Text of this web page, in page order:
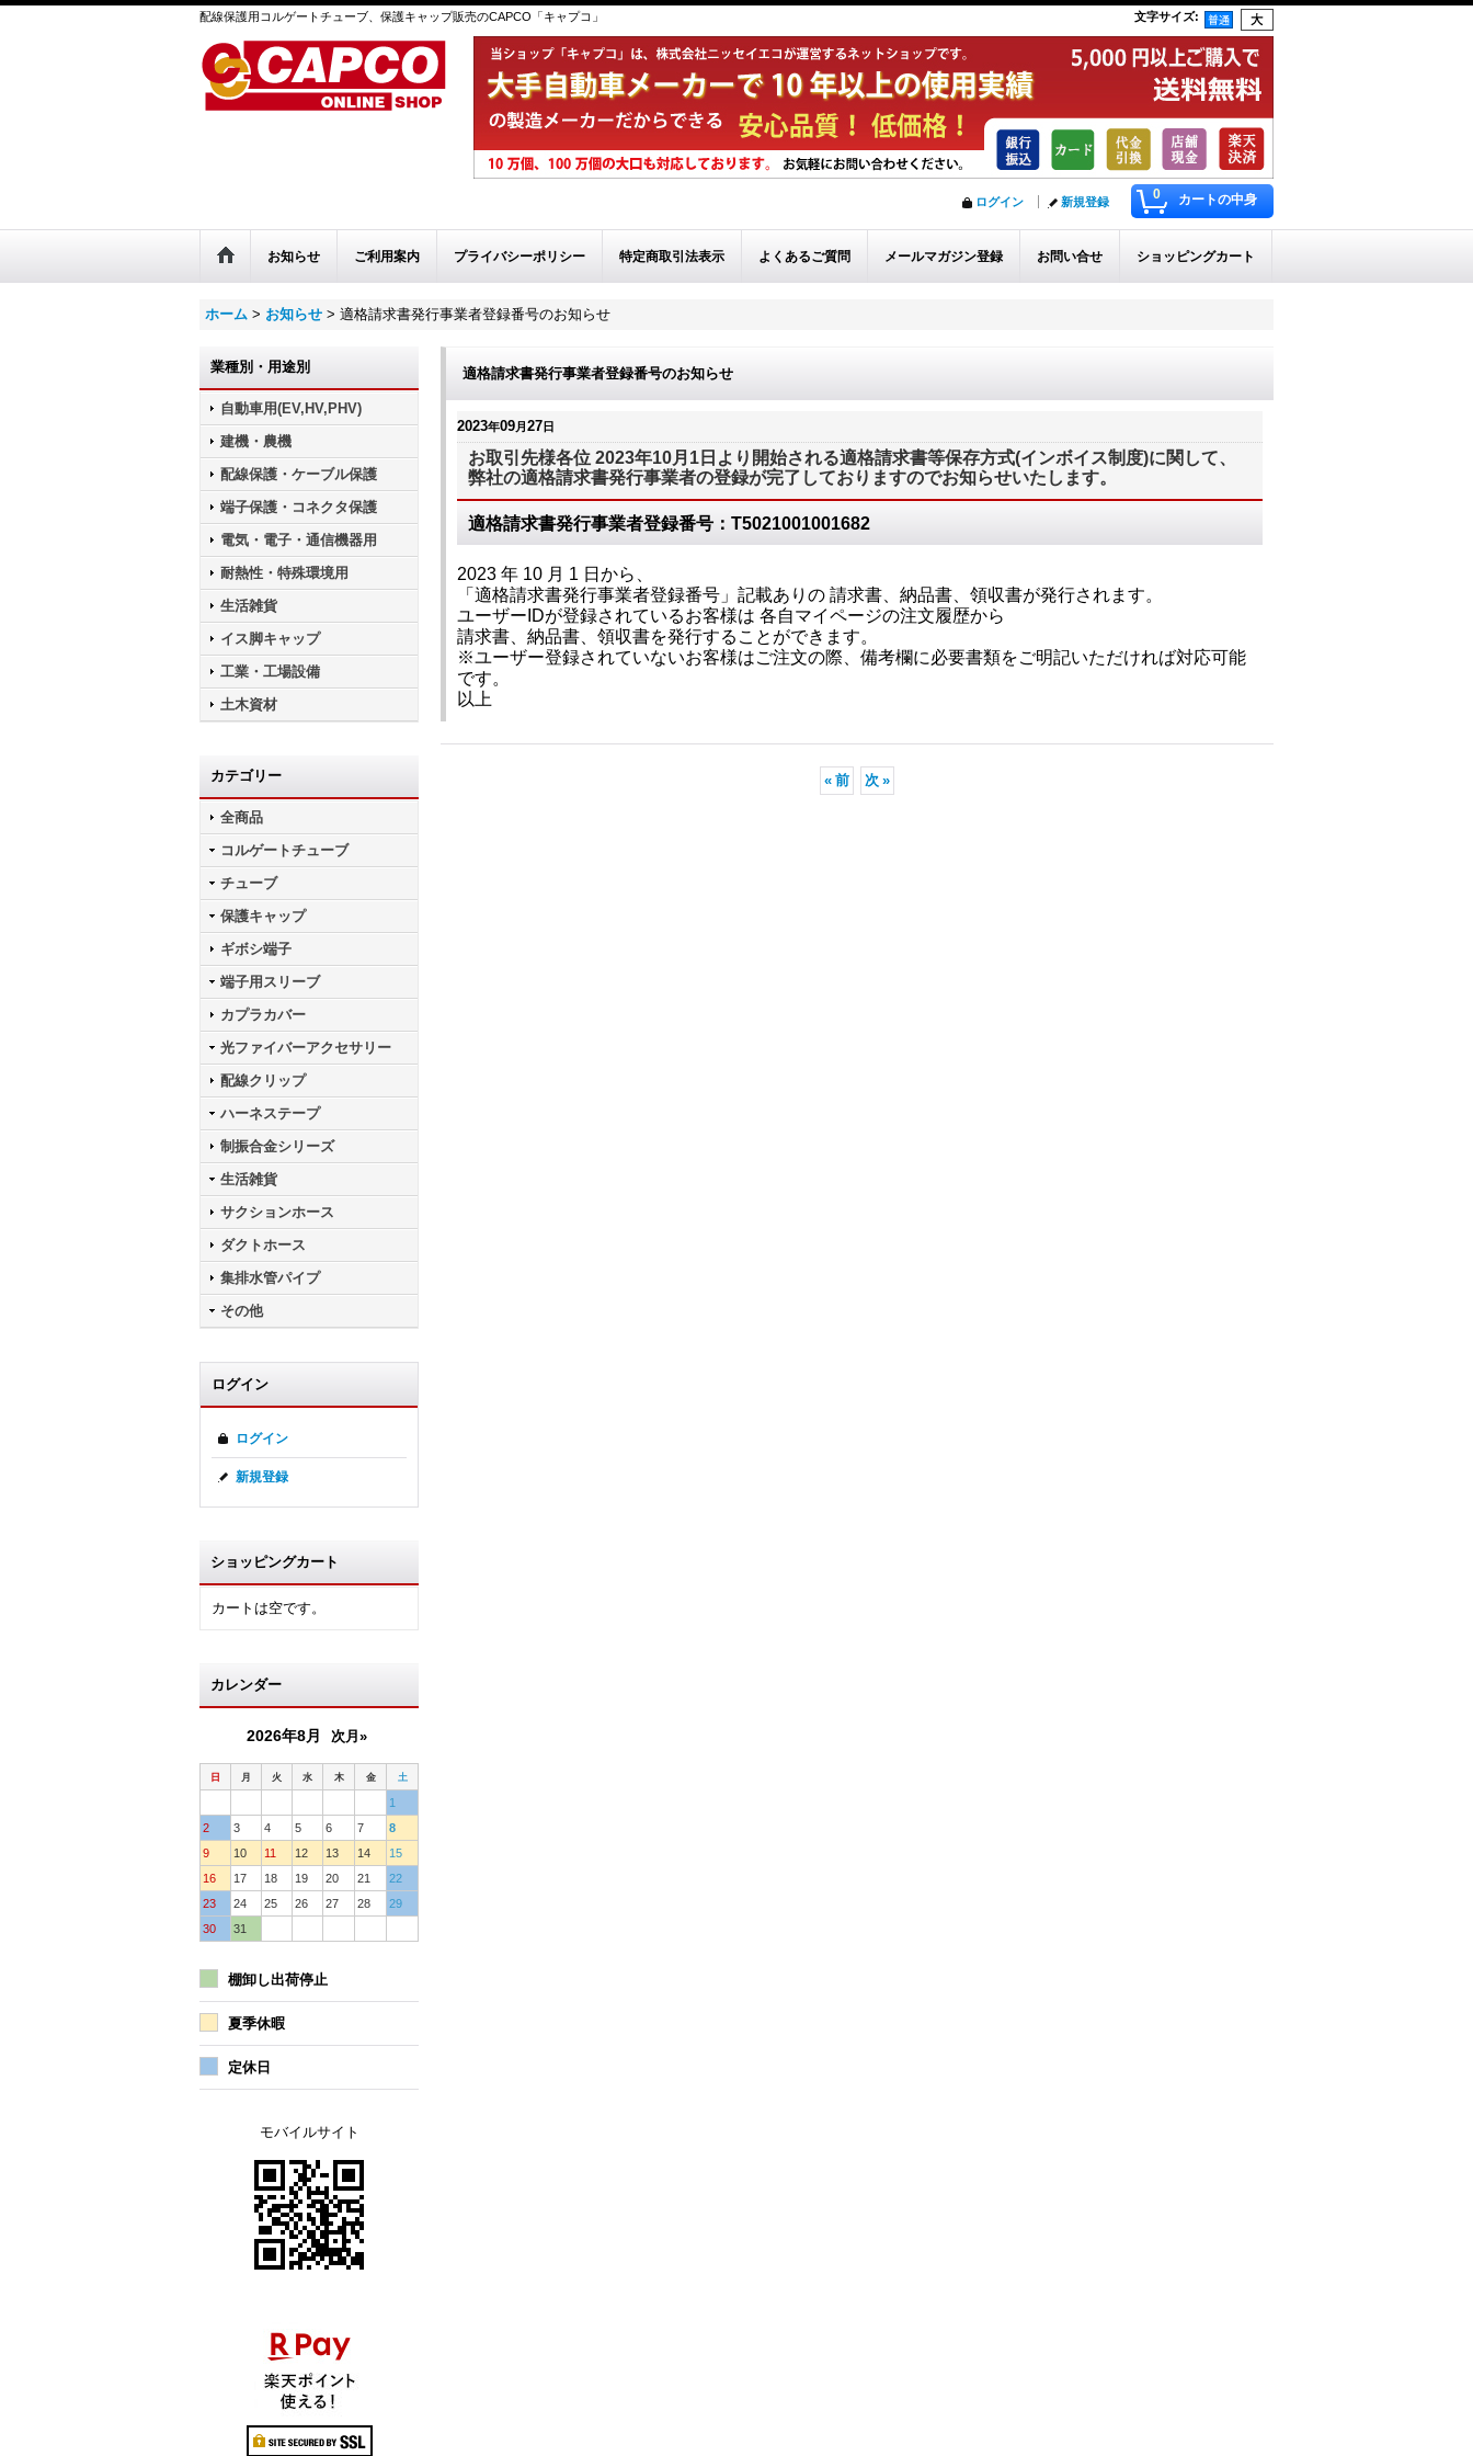
配線保護用コルゲートチューブ、保護キャップ販売のCAPCO「キャプコ」 文字サイズ:
0 カートの中身
ログイン 新規登録
お知らせ ご利用案内 プライバシーポリシー 特定商取引法表示 よくあるご質問 メールマガジン登録 お問い合せ ショッピングカート
ホーム > お知らせ > 適格請求書発行事業者登録番号のお知らせ
業種別・用途別
自動車用(EV,HV,PHV)
建機・農機
配線保護・ケーブル保護
端子保護・コネクタ保護
電気・電子・通信機器用
耐熱性・特殊環境用
生活雑貨
イス脚キャップ
工業・工場設備
土木資材
カテゴリー
全商品
コルゲートチューブ
チューブ
保護キャップ
ギボシ端子
端子用スリーブ
カプラカバー
光ファイバーアクセサリー
配線クリップ
ハーネステープ
制振合金シリーズ
生活雑貨
サクションホース
ダクトホース
集排水管パイプ
その他
ログイン
ログイン
新規登録
ショッピングカート
カートは空です。
カレンダー
2026年8月 次月»
日 月 火 水 木 金 土
1
2
3 4 5 6 7
8
9
10 11 12 13 14
15
16
17 18 19 20 21
22
23
24 25 26 27 28
29
30
31
棚卸し出荷停止
夏季休暇
定休日
モバイルサイト
適格請求書発行事業者登録番号のお知らせ
2023年09月27日
お取引先様各位 2023年10月1日より開始される適格請求書等保存方式(インボイス制度)に関して、
弊社の適格請求書発行事業者の登録が完了しておりますのでお知らせいたします。
適格請求書発行事業者登録番号：T5021001001682
2023 年 10 月 1 日から、
「適格請求書発行事業者登録番号」記載ありの 請求書、納品書、領収書が発行されます。
ユーザーIDが登録されているお客様は 各自マイページの注文履歴から
請求書、納品書、領収書を発行することができます。
※ユーザー登録されていないお客様はご注文の際、備考欄に必要書類をご明記いただければ対応可能
です。
以上
« 前 次 »